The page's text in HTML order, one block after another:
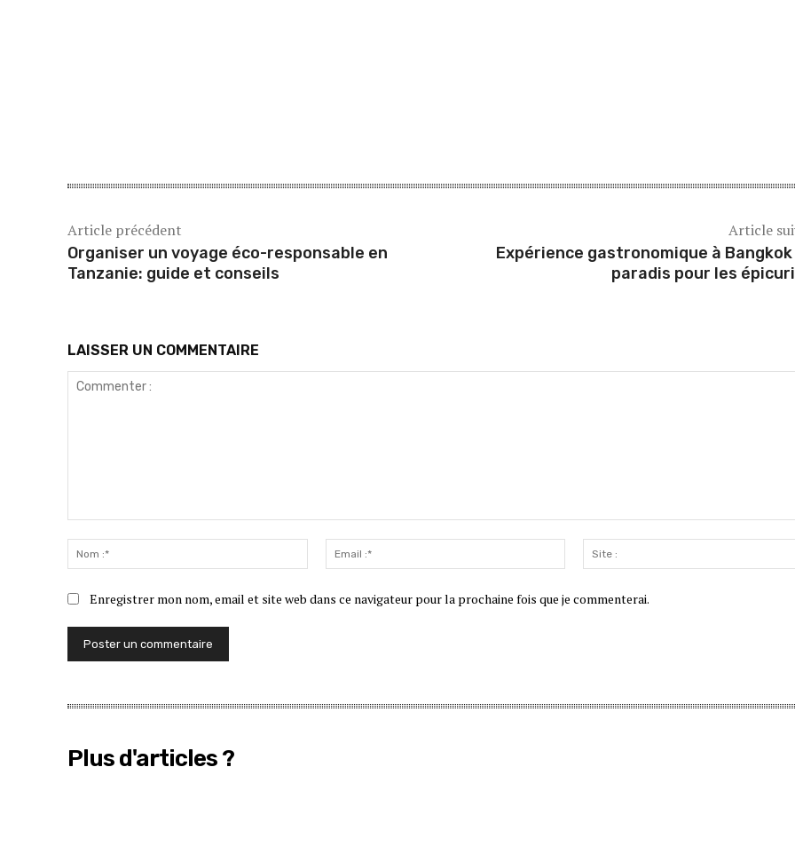
Article précédent
Organiser un voyage éco-responsable en
Tanzanie: guide et conseils
Article
Expérience gastronomique à Bangkok
paradis pour les
LAISSER UN COMMENTAIRE
:*
Email
:*
Enregistrer mon nom, email et site web dans ce navigateur pour la prochaine fois que je commenterai.
Plus d'articles ?